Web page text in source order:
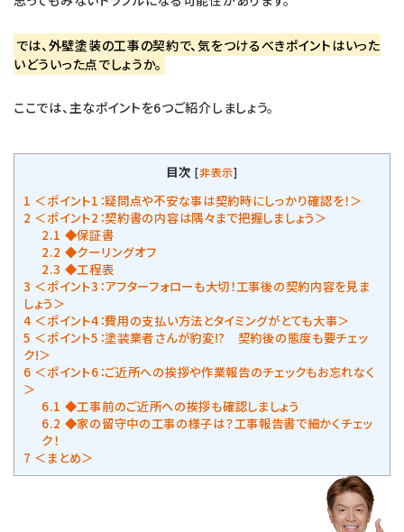
では、外壁塗装の工事の契約で、気をつけるべきポイントはいった
いどういった点でしょうか。
ここでは、主なポイントを6つご紹介しましょう。
目次 [非表示]
1 ＜ポイント1：疑問点や不安な事は契約時にしっかり確認を！＞
2 ＜ポイント2：契約書の内容は隅々まで把握しましょう＞
2.1 ◆保証書
2.2 ◆クーリングオフ
2.3 ◆工程表
3 ＜ポイント3：アフターフォローも大切！工事後の契約内容を見ま
しょう＞
4 ＜ポイント4：費用の支払い方法とタイミングがとても大事＞
5 ＜ポイント5：塗装業者さんが豹変!? 契約後の態度も要チェッ
ク!＞
6 ＜ポイント6：ご近所への挨拶や作業報告のチェックもお忘れなく
＞
6.1 ◆工事前のご近所への挨拶も確認しましょう
6.2 ◆家の留守中の工事の様子は？工事報告書で細かくチェッ
ク！
7 ＜まとめ＞